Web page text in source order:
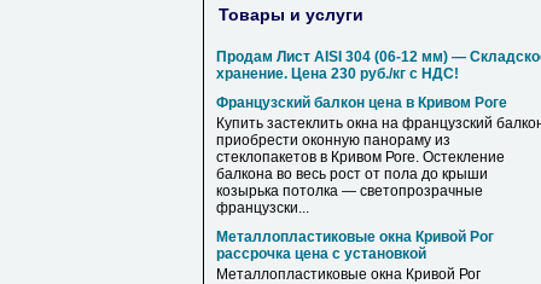
Товары и услуги
Продам Лист AISI 304 (06-12 мм) —
хранение. Цена 230 руб./кг с НДС!
Французский балкон цена в Кривом Роге
Купить застеклить окна на французский
приобрести оконную панораму из
стеклопакетов в Кривом Роге. Остекление
балкона во весь рост от пола до крыши
козырька потолка — светопрозрачные
французски...
Металлопластиковые окна Кривой Рог
рассрочка цена с установкой
Металлопластиковые окна Кривой Рог